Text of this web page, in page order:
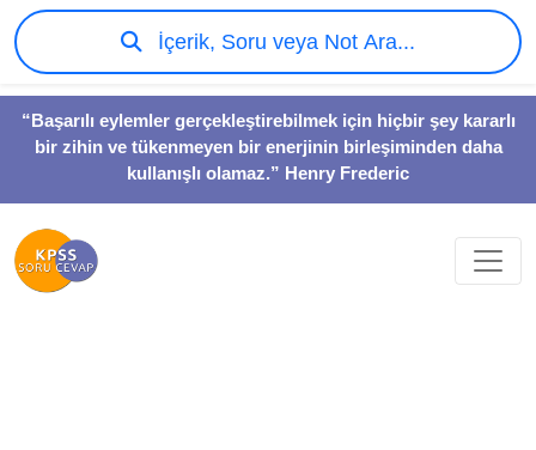
“Başarılı eylemler gerçekleştirebilmek için hiçbir şey kararlı
bir zihin ve tükenmeyen bir enerjinin birleşiminden daha
kullanışlı olamaz.” Henry Frederic
İçerik, Soru veya Not Ara...